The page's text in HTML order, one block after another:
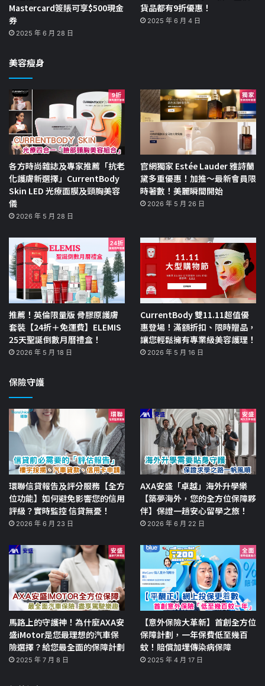
Mastercard簽賬可享$500現金
券
2025 年 6 月 28 日
貨品都有9折優惠！
2025 年 6 月 4 日
美容瘦身
各方時尚雜誌及專家推薦「抗老
化護膚新選擇」CurrentBody
Skin LED 光療面膜及頸胸美容
儀
2026 年 5 月 28 日
官網獨家 Estée Lauder 雅詩蘭
黛多重優惠！加推～最新會員限
時著數！美麗瞬間開始
2026 年 5 月 26 日
推薦！英倫限量版 骨膠原護膚
套裝【24折＋免運費】ELEMIS
25天聖誕倒數月曆禮盒！
2026 年 5 月 18 日
CurrentBody 雙11.11超值優
惠登場！滿額折扣、限時贈品，
讓您輕鬆擁有專業級美容護理！
2026 年 5 月 16 日
保險守護
環聯信貸報告及評分服務【全方
位功能】如何避免影響您的信用
評級？實時監控 信貸無憂！
2026 年 6 月 23 日
AXA安盛「卓越」海外升學樂
【築夢海外，您的全方位保障夥
伴】保證一趟安心留學之旅！
2026 年 6 月 22 日
馬路上的守護神！為什麼AXA安
盛iMotor是您最理想的汽車保
險選擇？給您最全面的保障計劃
2025 年 7 月 8 日
【意外保險大革新】首創全方位
保障計劃，一年保費低至幾百
蚊！賠償加埋傳染病保障
2025 年 4 月 17 日